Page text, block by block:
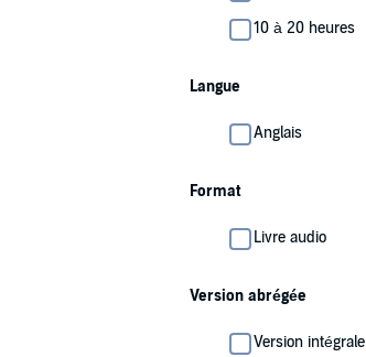
10 à 20 heures
Langue
Anglais
Format
Livre audio
Version abrégée
Version intégrale